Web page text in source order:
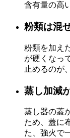
含有量の高
粉類は混
粉類を加え
が硬くなっ
止めるのが
蒸し加減
蒸し器の蓋
ため、蓋に
た、強火で